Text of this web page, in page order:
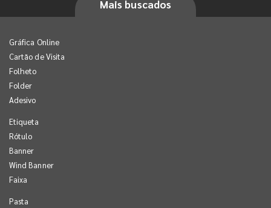
Mais buscados
Gráfica Online
Cartão de Visita
Folheto
Folder
Adesivo
Etiqueta
Rótulo
Banner
Wind Banner
Faixa
Pasta